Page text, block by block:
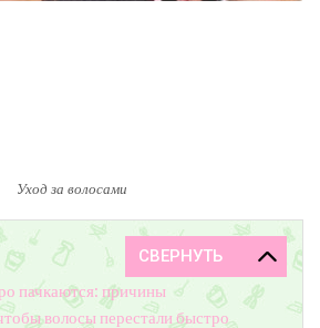
Уход за волосами
пачкаются: причины
волосы перестали быстро